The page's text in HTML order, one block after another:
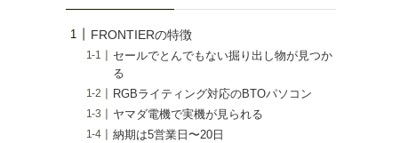
FRONTIERの特徴
セールでとんでもない掘り出し物が見つか
る
RGBライティング対応のBTOパソコン
ヤマダ電機で実機が見られる
納期は5営業日〜20日